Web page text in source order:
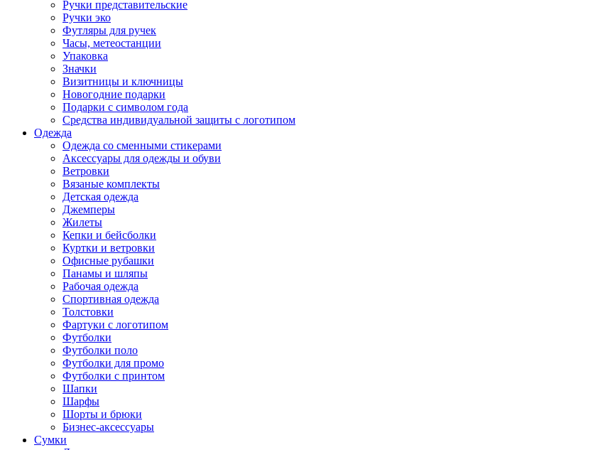
Ручки представительские
Ручки эко
Футляры для ручек
Часы, метеостанции
Упаковка
Значки
Визитницы и ключницы
Новогодние подарки
Подарки с символом года
Средства индивидуальной защиты с логотипом
Одежда
Одежда со сменными стикерами
Аксессуары для одежды и обуви
Ветровки
Вязаные комплекты
Детская одежда
Джемперы
Жилеты
Кепки и бейсболки
Куртки и ветровки
Офисные рубашки
Панамы и шляпы
Рабочая одежда
Спортивная одежда
Толстовки
Фартуки с логотипом
Футболки
Футболки поло
Футболки для промо
Футболки с принтом
Шапки
Шарфы
Шорты и брюки
Бизнес-аксессуары
Сумки